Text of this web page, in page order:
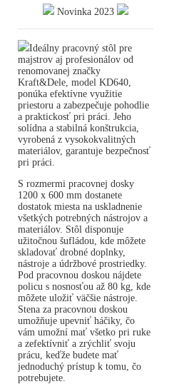
Novinka 2023
Ideálny pracovný stôl pre
majstrov aj profesionálov od
renomovanej značky
Kraft&Dele, model KD640,
ponúka efektívne využitie
priestoru a zabezpečuje pohodlie
a praktickosť pri práci. Jeho
solídna a stabilná konštrukcia,
vyrobená z vysokokvalitných
materiálov, garantuje bezpečnosť
pri práci.
S rozmermi pracovnej dosky
1200 x 600 mm dostanete
dostatok miesta na uskladnenie
všetkých potrebných nástrojov a
materiálov. Stôl disponuje
užitočnou šufládou, kde môžete
skladovať drobné doplnky,
nástroje a údržbové prostriedky.
Pod pracovnou doskou nájdete
policu s nosnosťou až 80 kg, kde
môžete uložiť väčšie nástroje.
Stena za pracovnou doskou
umožňuje upevniť háčiky, čo
vám umožní mať všetko pri ruke
a zefektívniť a zrýchliť svoju
prácu, keďže budete mať
jednoduchý prístup k tomu, čo
potrebujete.